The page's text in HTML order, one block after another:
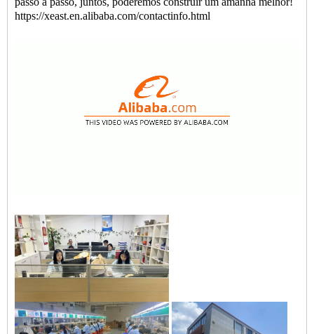
https://xeast.en.alibaba.com/contactinfo.html